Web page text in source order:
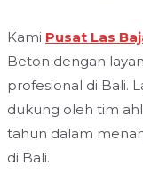
Kami Pusat Las
Beton dengan
profesional di Bali.
dukung oleh tim
tahun dalam
di Bali.